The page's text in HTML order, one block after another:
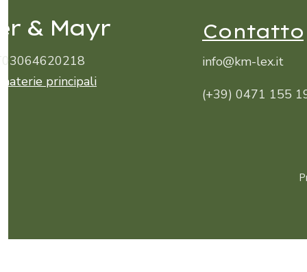
& Mayr Contatto
principali
info@km-lex.it
(+39) 0471 155